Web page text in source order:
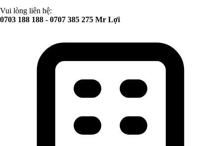
Vui lòng liên hệ:
0703 188 188 - 0707 385 275 Mr Lợi